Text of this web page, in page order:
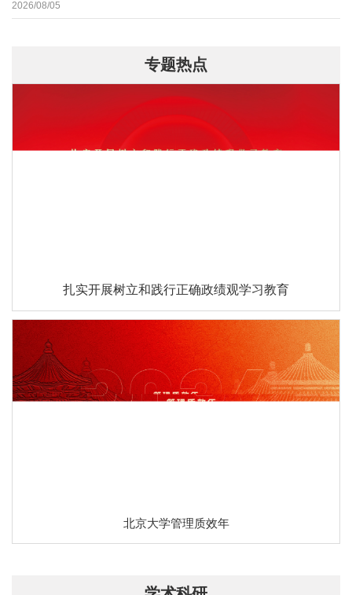
2026/08/05
专题热点
扎实开展树立和践行正确政绩观学习教育
北京大学管理质效年